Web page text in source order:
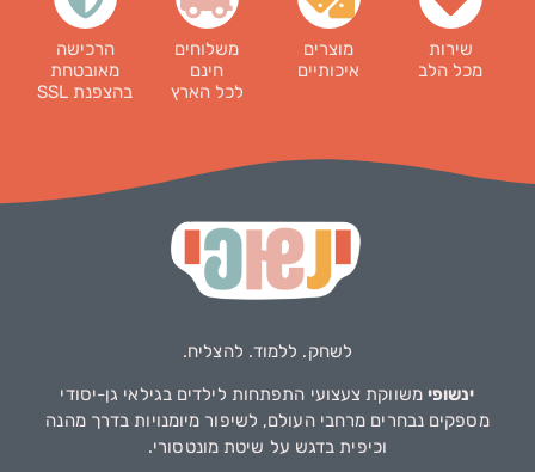
שירות
מכל הלב
מוצרים
איכותיים
משלוחים
חינם
לכל הארץ
הרכישה
מאובטחת
בהצפנת SSL
לשחק. ללמוד. להצליח.
ינשופי משווקת צעצועי התפתחות לילדים בגילאי גן-יסודי
מספקים נבחרים מרחבי העולם, לשיפור מיומנויות בדרך מהנה
וכיפית בדגש על שיטת מונטסורי.